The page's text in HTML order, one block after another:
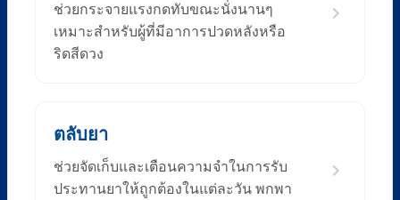
ช่วยกระจายแรงกดทับขณะนั่งนานๆ
เหมาะสำหรับผู้ที่มีอาการปวดหลังหรือ
ริดสีดวง
ตลับยา
ช่วยจัดเก็บและเตือนความจำในการรับ
ประทานยาให้ถูกต้องในแต่ละวัน พกพา